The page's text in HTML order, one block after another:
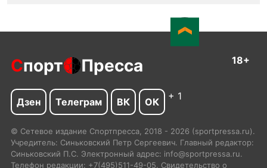
Спорт Пресса 18+
Дзен Телеграм ВК ОК + 1
© Сетевое издание Спортпресса, 2018 - 2026 (sportpressa.ru).
Учредитель: Синьковский Петр Сергеевич. Главный редактор:
Синьковский П.С. Электронный адрес: info@sportpressa.ru.
Телефон редакции: +7(495)511-49-05. Свидетельство о